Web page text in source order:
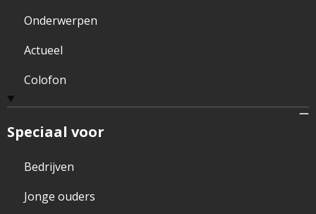
Onderwerpen
Actueel
Colofon
Speciaal voor
Bedrijven
Jonge ouders